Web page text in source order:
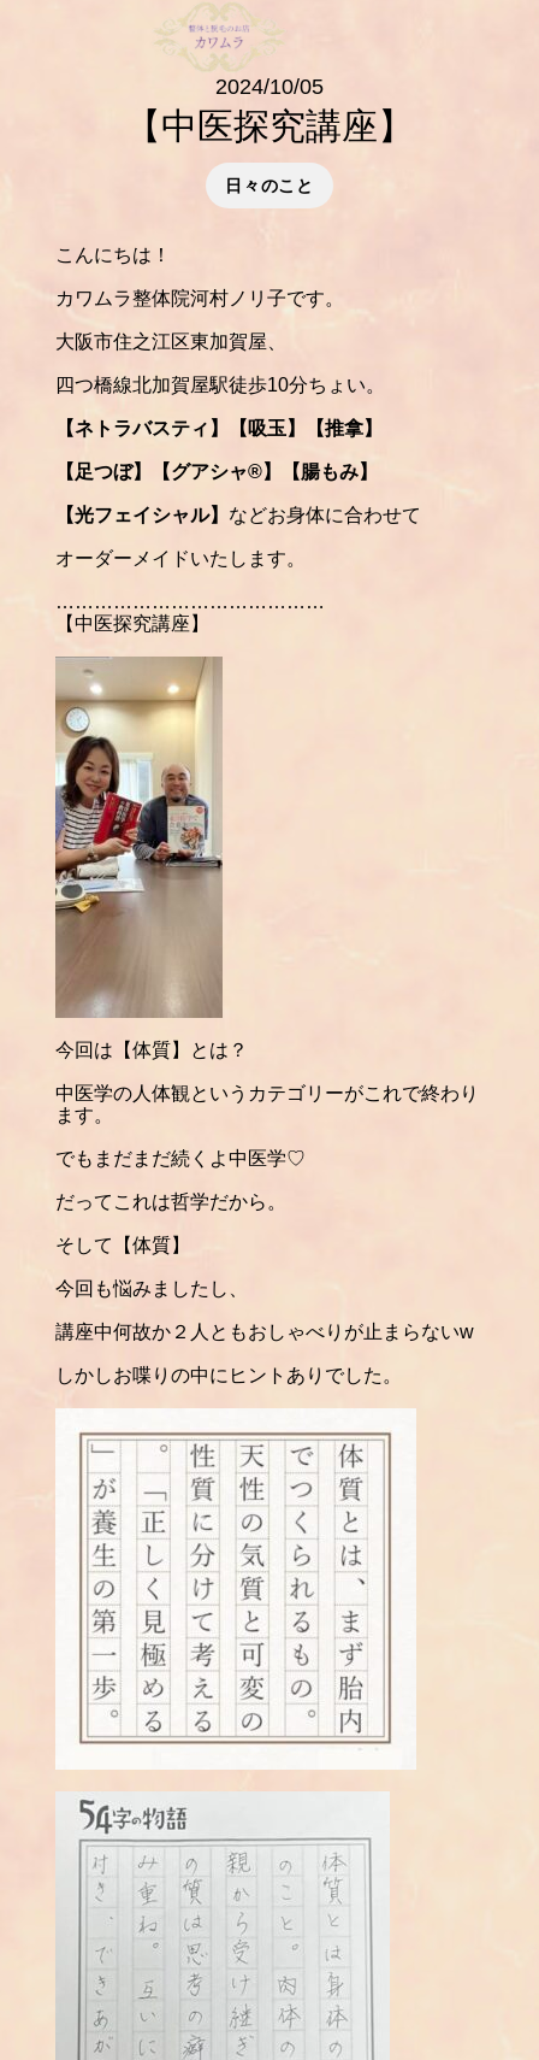
2024/10/05
【中医探究講座】
日々のこと
こんにちは！
カワムラ整体院河村ノリ子です。
大阪市住之江区東加賀屋、
四つ橋線北加賀屋駅徒歩10分ちょい。
【ネトラバスティ】【吸玉】【推拿】
【足つぼ】【グアシャ®️】【腸もみ】
【光フェイシャル】 などお身体に合わせて
オーダーメイドいたします。
……………………………………
【中医探究講座】
今回は【体質】とは？
中医学の人体観というカテゴリーがこれで終わり
ます。
でもまだまだ続くよ中医学♡
だってこれは哲学だから。
そして【体質】
今回も悩みましたし、
講座中何故か２人ともおしゃべりが止まらないw
しかしお喋りの中にヒントありでした。